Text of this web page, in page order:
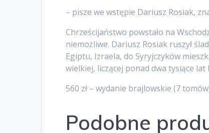
– pisze we wstępie Dariusz Rosiak,
Chrześcijaństwo powstało na
niemożliwe. Dariusz Rosiak ruszył
Egiptu, Izraela, do Syryjczyków
wielkiej, liczącej ponad dwa tysiące
560 zł – wydanie brajlowskie (7
Podobne